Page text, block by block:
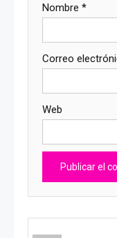
Nombre *
Correo
Web